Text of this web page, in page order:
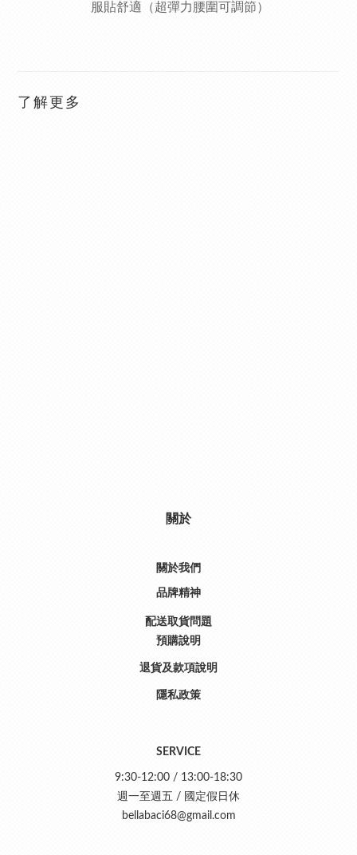
服貼舒適（超彈力腰圍可調節）
了解更多
關於
關於我們
品牌精神
配送取貨問題
預購說明
退貨及款項說明
隱私政策
SERVICE
9:30-12:00 / 13:00-18:30
週一至週五 / 國定假日休
bellabaci68@gmail.com